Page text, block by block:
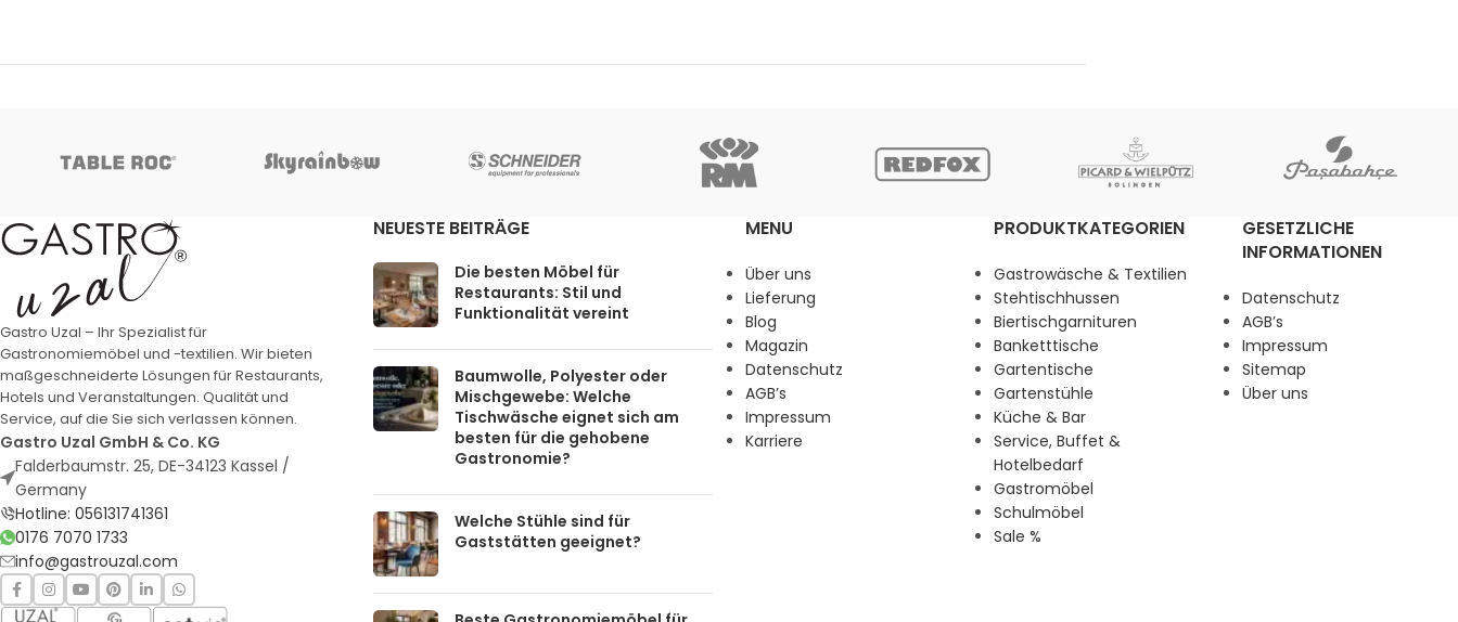
Gastro Uzal – Ihr Spezialist für
Gastronomiemöbel und -textilien. Wir bieten
maßgeschneiderte Lösungen für Restaurants,
Hotels und Veranstaltungen. Qualität und
Service, auf die Sie sich verlassen können.
Gastro Uzal GmbH & Co. KG
Falderbaumstr. 25, DE-34123 Kassel /
Germany
Hotline: 056131741361
0176 7070 1733
info@gastrouzal.com
NEUESTE BEITRÄGE
Die besten Möbel für
Restaurants: Stil und
Funktionalität vereint
Baumwolle, Polyester oder
Mischgewebe: Welche
Tischwäsche eignet sich am
besten für die gehobene
Gastronomie?
Welche Stühle sind für
Gaststätten geeignet?
MENU
Über uns
Lieferung
Blog
Magazin
Datenschutz
AGB’s
Impressum
Karriere
PRODUKTKATEGORIEN
Gastrowäsche & Textilien
Stehtischhussen
Biertischgarnituren
Banketttische
Gartentische
Gartenstühle
Küche & Bar
Service, Buffet &
Hotelbedarf
Gastromöbel
Schulmöbel
Sale %
GESETZLICHE
INFORMATIONEN
Datenschutz
AGB’s
Impressum
Sitemap
Über uns